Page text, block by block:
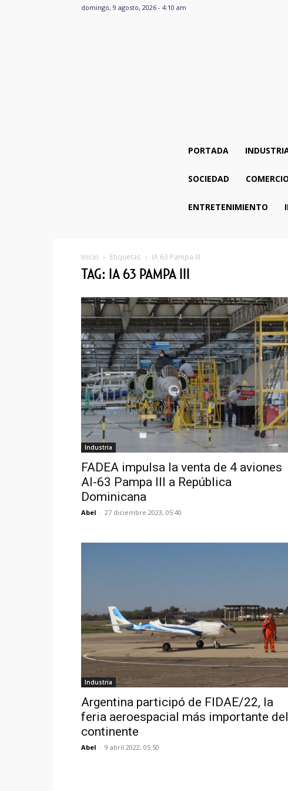
domingo, 9 agosto, 2026 - 4:10 am
PORTADA
SOCIEDAD COMERCIO
ENTRETENIMIENTO
Inicio Etiquetas IA 63 Pampa III
TAG: IA 63 PAMPA III
Industria
FADEA impulsa la venta de 4 aviones
AI-63 Pampa III a República
Dominicana
Abel - 27 diciembre 2023, 05:40
Industria
Argentina participó de FIDAE/22, la
feria aeroespacial más importante del
continente
Abel - 9 abril 2022, 05:50